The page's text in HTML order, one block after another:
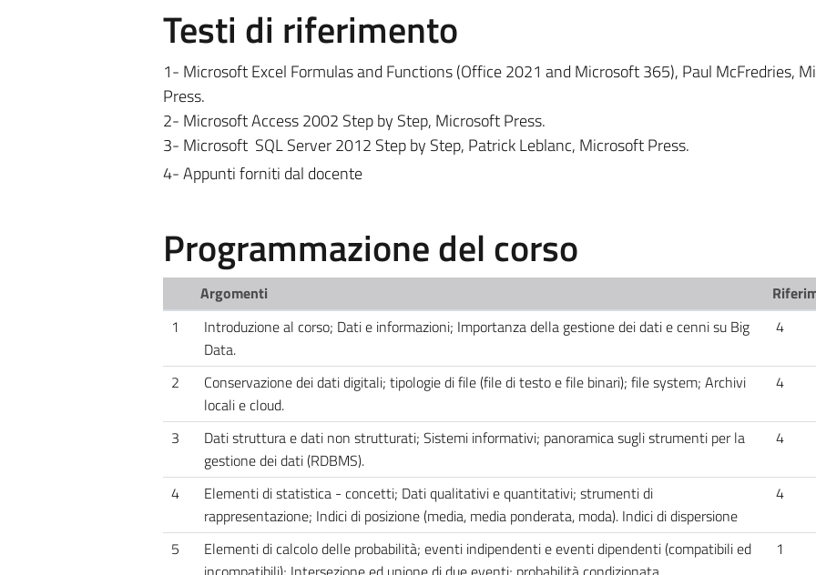
Testi di riferimento
1- Microsoft Excel Formulas and Functions (Office 2021 and Microsoft 365), Paul McFredries,
Press.
2- Microsoft Access 2002 Step by Step, Microsoft Press.
3- Microsoft SQL Server 2012 Step by Step, Patrick Leblanc, Microsoft Press.
4- Appunti forniti dal docente
Programmazione del corso
Argomenti
1
Introduzione al corso; Dati e informazioni; Importanza della gestione dei dati e cenni su Big
Data.
4
2
Conservazione dei dati digitali; tipologie di file (file di testo e file binari); file system; Archivi
locali e cloud.
4
3
Dati struttura e dati non strutturati; Sistemi informativi; panoramica sugli strumenti per la
gestione dei dati (RDBMS).
4
4
Elementi di statistica - concetti; Dati qualitativi e quantitativi; strumenti di
rappresentazione; Indici di posizione (media, media ponderata, moda). Indici di dispersione
4
5
Elementi di calcolo delle probabilità; eventi indipendenti e eventi dipendenti (compatibili ed
1